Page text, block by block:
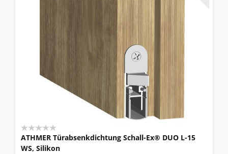
ATHMER Türabsenkdichtung Schall-Ex® DUO L-15
WS, Silikon